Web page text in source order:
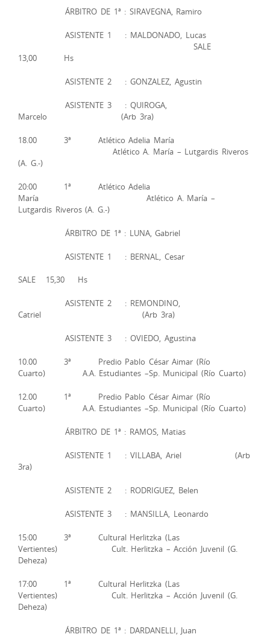
ÁRBITRO DE 1ª : SIRAVEGNA, Ramiro
ASISTENTE 1 : MALDONADO, Lucas
SALE
13,00 Hs
ASISTENTE 2 : GONZALEZ, Agustin
ASISTENTE 3 : QUIROGA,
Marcelo (Arb 3ra)
18.00 3ª Atlético Adelia María
Atlético A. María – Lutgardis Riveros
(A. G.-)
20:00 1ª Atlético Adelia
María Atlético A. María –
Lutgardis Riveros (A. G.-)
ÁRBITRO DE 1ª : LUNA, Gabriel
ASISTENTE 1 : BERNAL, Cesar
SALE 15,30 Hs
ASISTENTE 2 : REMONDINO,
Catriel (Arb 3ra)
ASISTENTE 3 : OVIEDO, Agustina
10.00 3ª Predio Pablo César Aimar (Río
Cuarto) A.A. Estudiantes –Sp. Municipal (Río Cuarto)
12.00 1ª Predio Pablo César Aimar (Río
Cuarto) A.A. Estudiantes –Sp. Municipal (Río Cuarto)
ÁRBITRO DE 1ª : RAMOS, Matias
ASISTENTE 1 : VILLABA, Ariel (Arb
3ra)
ASISTENTE 2 : RODRIGUEZ, Belen
ASISTENTE 3 : MANSILLA, Leonardo
15:00 3ª Cultural Herlitzka (Las
Vertientes) Cult. Herlitzka – Acción Juvenil (G.
Deheza)
17:00 1ª Cultural Herlitzka (Las
Vertientes) Cult. Herlitzka – Acción Juvenil (G.
Deheza)
ÁRBITRO DE 1ª : DARDANELLI, Juan